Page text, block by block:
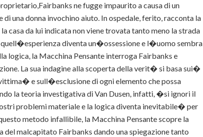
ne fugge impaurito a causa di un
di una donna invochino aiuto. In ospedale, ferito, racconta la
casa da lui indicata non viene trovata tanto meno la strada
quell�esperienza diventa un�ossessione e l�uomo sembra
logica, la Macchina Pensante interroga Fairbanks e
La sua indagine alla scoperta della verit� si basa sui�
e sull�esclusione di ogni elemento che possa
la teoria investigativa di Van Dusen, infatti, �si ignori il
problemi materiale e la logica diventa inevitabile� per
metodo infallibile, la Macchina Pensante scopre la
malcapitato Fairbanks dando una spiegazione tanto